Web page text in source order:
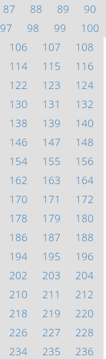
87 88 89
90
97 98 99
100
106 107
108
114 115
116
122 123
124
130 131
132
138 139
140
146 147
148
154 155
156
162 163
164
170 171
172
178 179
180
186 187
188
194 195
196
202 203
204
210 211
212
218 219
220
226 227
228
234 235
236